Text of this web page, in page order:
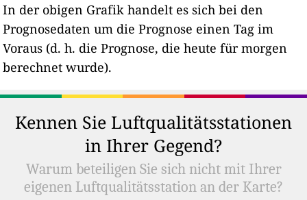
In der obigen Grafik handelt es sich bei den
Prognosedaten um die Prognose einen Tag im
Voraus (d. h. die Prognose, die heute für morgen
berechnet wurde).
Kennen Sie Luftqualitätsstationen
in Ihrer Gegend?
Warum beteiligen Sie sich nicht mit Ihrer
eigenen Luftqualitätsstation an der Karte?